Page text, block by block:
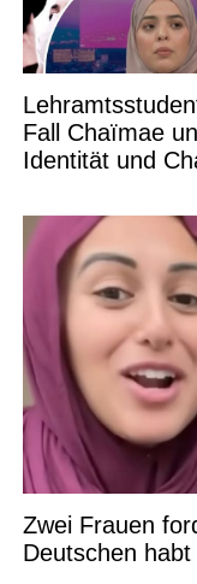
Fall Chaïmae
Identität und
Zwei Frauen
Deutschen